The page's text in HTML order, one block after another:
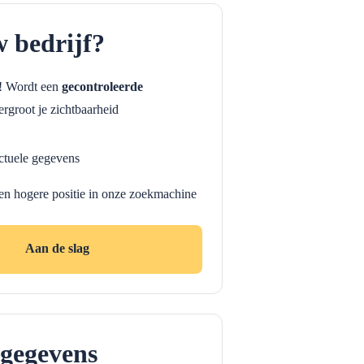
bedrijf?
een gecontroleerde
je zichtbaarheid
gegevens
hogere positie in onze zoekmachine
Aan de slag